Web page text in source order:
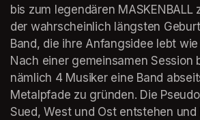
bis zum legendären MASKENBALL
der wahrscheinlich längsten
Band, die ihre Anfangsidee lebt
Nach einer gemeinsamen Session
nämlich 4 Musiker eine Band
Metalpfade zu gründen. Die
Sued, West und Ost entstehen